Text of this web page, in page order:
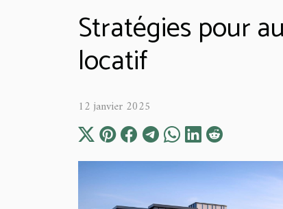
Stratégies pour
locatif
12 janvier 2025